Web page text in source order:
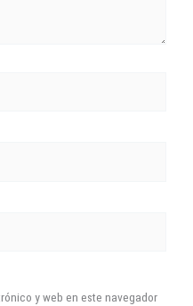
y web en este navegador